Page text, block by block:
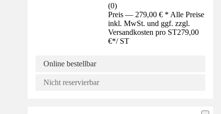
(0)
Preis — 279,00 € * Alle Preise
inkl. MwSt. und ggf. zzgl.
Versandkosten pro ST279,00
€*/ ST
Online bestellbar
Nicht reservierbar